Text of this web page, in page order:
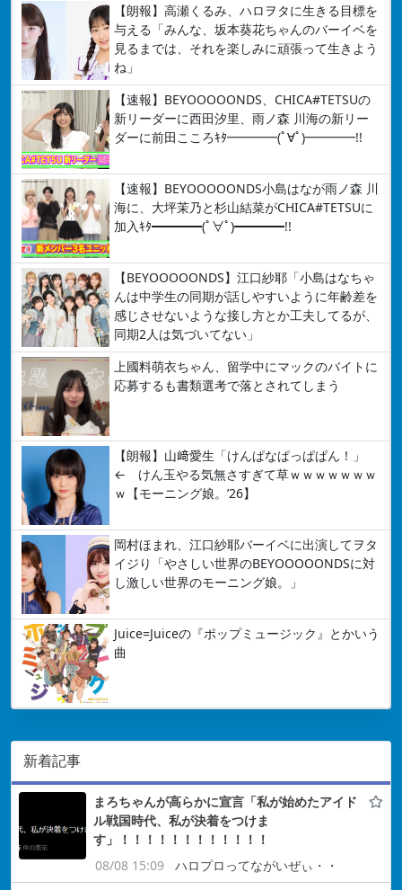
【朗報】高瀬くるみ、ハロヲタに生きる目標を
与える「みんな、坂本葵花ちゃんのバーイベを
見るまでは、それを楽しみに頑張って生きよう
ね」
【速報】BEYOOOOONDS、CHICA#TETSUの
新リーダーに西田汐里、雨ノ森 川海の新リー
ダーに前田こころｷﾀ━━━━(ﾟ∀ﾟ)━━━━!!
【速報】BEYOOOOONDS小島はなが雨ノ森 川
海に、大坪茉乃と杉山結菜がCHICA#TETSUに
加入ｷﾀ━━━━(ﾟ∀ﾟ)━━━━!!
【BEYOOOOONDS】江口紗耶「小島はなちゃ
んは中学生の同期が話しやすいように年齢差を
感じさせないような接し方とか工夫してるが、
同期2人は気づいてない」
上國料萌衣ちゃん、留学中にマックのバイトに
応募するも書類選考で落とされてしまう
【朗報】山﨑愛生「けんぱなぱっぱぱん！」
← けん玉やる気無さすぎて草ｗｗｗｗｗｗｗ
ｗ【モーニング娘。’26】
岡村ほまれ、江口紗耶バーイベに出演してヲタ
イジり「やさしい世界のBEYOOOOONDSに対
し激しい世界のモーニング娘。」
Juice=Juiceの『ポップミュージック』とかいう
曲
新着記事
まろちゃんが高らかに宣言「私が始めたアイド
ル戦国時代、私が決着をつけま
す」！！！！！！！！！！！！
08/08 15:09
ハロプロってながいぜぃ・・